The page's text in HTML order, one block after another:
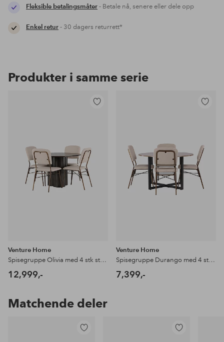
Fleksible betalingsmåter- Betale nå, senere eller dele opp
Enkel retur- 30 dagers returrett*
Produkter i samme serie
Venture Home
Spisegruppe Olivia med 4 stk stoler Seda
12,999,-
Venture Home
Spisegruppe Durango med 4 stk stoler Seda
7,399,-
Matchende deler